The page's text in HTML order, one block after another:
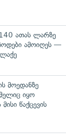
140 ათას ლარზე
ამოიღეს —
მოედანზე
იყო
წაქცევის